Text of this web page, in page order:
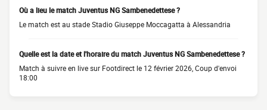
Où a lieu le match Juventus NG Sambenedettese ?
Le match est au stade Stadio Giuseppe Moccagatta à Alessandria
Quelle est la date et l'horaire du match Juventus NG Sambenedettese ?
Match à suivre en live sur Footdirect le 12 février 2026, Coup d'envoi
18:00